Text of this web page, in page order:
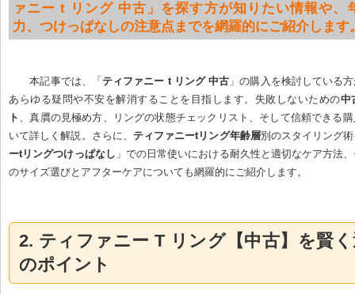
ァニー t リング 中古」を探す方が知りたい情報や、
力、つけっぱなしの注意点までを網羅的にご紹介します
本記事では、「 ティファニー t リング 中古 」の購入を検討している
あらゆる疑問や不安を解消することを目指します。失敗しないための中
ト 、真贋の見極め方、リングの状態チェックリスト、そして信頼できる
いて詳しく解説。さらに、 ティファニーtリング年齢層別のスタイリング
ーtリングつけっぱなし 」での日常使いにおける耐久性と適切なケア方法、
のサイズ選びとアフターケアについても網羅的にご紹介します。
2. ティファニー T リング【中古】を賢
のポイント